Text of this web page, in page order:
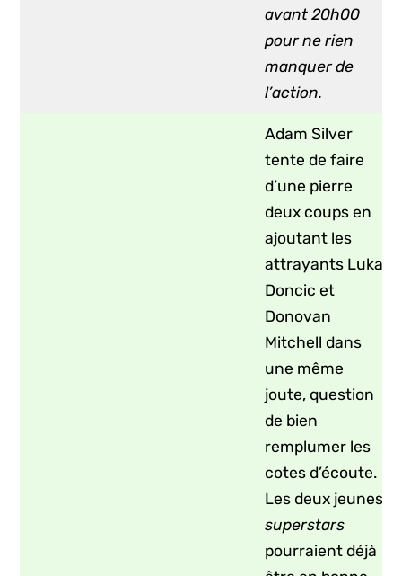
avant 20h00
pour ne rien
manquer de
l’action.
Adam Silver
tente de faire
d’une pierre
deux coups en
ajoutant les
attrayants Luka
Doncic et
Donovan
Mitchell dans
une même
joute, question
de bien
remplumer les
cotes d’écoute.
Les deux jeunes
superstars
pourraient déjà